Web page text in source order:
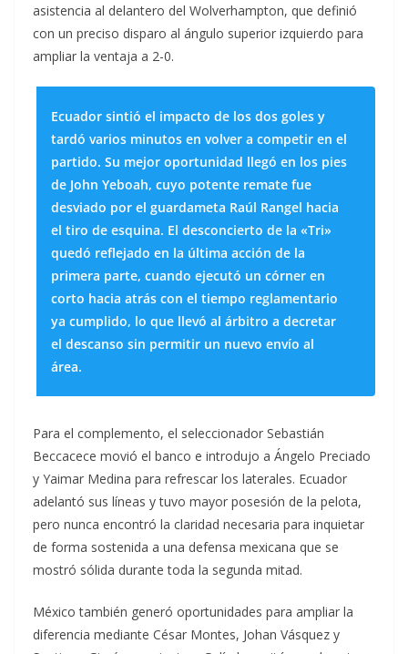
asistencia al delantero del Wolverhampton, que definió
con un preciso disparo al ángulo superior izquierdo para
ampliar la ventaja a 2-0.
Ecuador sintió el impacto de los dos goles y
tardó varios minutos en volver a competir en el
partido. Su mejor oportunidad llegó en los pies
de John Yeboah, cuyo potente remate fue
desviado por el guardameta Raúl Rangel hacia
el tiro de esquina. El desconcierto de la «Tri»
quedó reflejado en la última acción de la
primera parte, cuando ejecutó un córner en
corto hacia atrás con el tiempo reglamentario
ya cumplido, lo que llevó al árbitro a decretar
el descanso sin permitir un nuevo envío al
área.
Para el complemento, el seleccionador Sebastián
Beccacece movió el banco e introdujo a Ángelo Preciado
y Yaimar Medina para refrescar los laterales. Ecuador
adelantó sus líneas y tuvo mayor posesión de la pelota,
pero nunca encontró la claridad necesaria para inquietar
de forma sostenida a una defensa mexicana que se
mostró sólida durante toda la segunda mitad.
México también generó oportunidades para ampliar la
diferencia mediante César Montes, Johan Vásquez y